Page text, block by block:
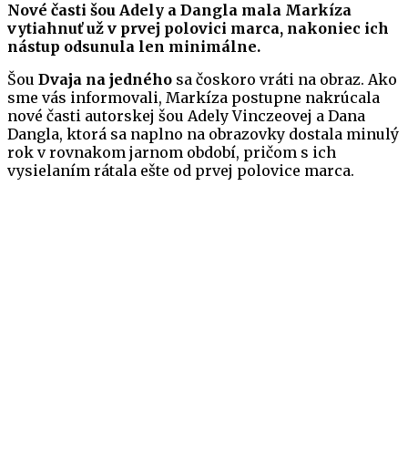
Nové časti šou Adely a Dangla mala Markíza
vytiahnuť už v prvej polovici marca, nakoniec ich
nástup odsunula len minimálne.
Šou Dvaja na jedného sa čoskoro vráti na obraz. Ako
sme vás informovali, Markíza postupne nakrúcala
nové časti autorskej šou Adely Vinczeovej a Dana
Dangla, ktorá sa naplno na obrazovky dostala minulý
rok v rovnakom jarnom období, pričom s ich
vysielaním rátala ešte od prvej polovice marca.